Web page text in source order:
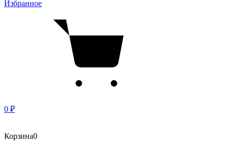
Избранное
0 ₽
Корзина0